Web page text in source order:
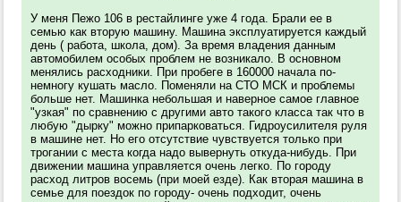
У меня Пежо 106 в рестайлинге уже 4 года. Брали ее в
семью как вторую машину. Машина эксплуатируется каждый
день ( работа, школа, дом). За время владения данным
автомобилем особых проблем не возникало. В основном
менялись расходники. При пробеге в 160000 начала по-
немногу кушать масло. Поменяли на СТО МСК и проблемы
больше нет. Машинка небольшая и наверное самое главное
"узкая" по сравнению с другими авто такого класса так что в
любую "дырку" можно припарковаться. Гидроусилителя руля
в машине нет. Но его отсутствие чувствуется только при
трогании с места когда надо вывернуть откуда-нибудь. При
движении машина управляется очень легко. По городу
расход литров восемь (при моей езде). Как вторая машина в
семье для поездок по городу- очень подходит, очень